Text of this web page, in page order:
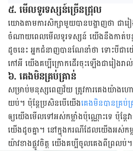
៥. មើល​ទូរទស្សន៍​ច្រើន​ជ្រុល​
យោង​តាម​ការ​សិក្សា​មួយ​បាន​​បង្ហាញ​ថា​ ជា​
ចំណាយ​ពេល​មើល​ទូរទស្សន៍​ ​យើង​នឹង​កាត់
ដូច​នេះ​ អ្នក​ជំនាញ​បាន​ណែនាំ​ថា​ ​ទោះ​បី​ជ
កៅអី​ យើង​គប្បី​ក្រោក​ដើរ​ចុះ​ឡើង​ជា​រៀង​រា
៦. គេង​មិន​គ្រប់គ្រាន់​
សម្រាប់​មនុស្ស​ពេញ​វ័យ​​ ត្រូវការ​គេង​យ៉ា
យប់។​ ប៉ុន្តែ​ប្រសិនបើ​យើងគេង​មិន​បាន​គ្រប់គ្
ឲ្យ​យើង​មើល​ទៅ​អស់​កម្លាំង​ប៉ុណ្ណោះ​ទេ​ ប៉ុន្តែ​
យើង​ដូច​គ្នា។​ នៅ​ក្នុង​ករណី​ដែល​យើង​អស់​ក
យ៉ាវ​ខាង​ផ្លូវ​ចិត្ត​ យើង​គប្បី​ចូល​គេង​ពី​ព្រលប់​​។